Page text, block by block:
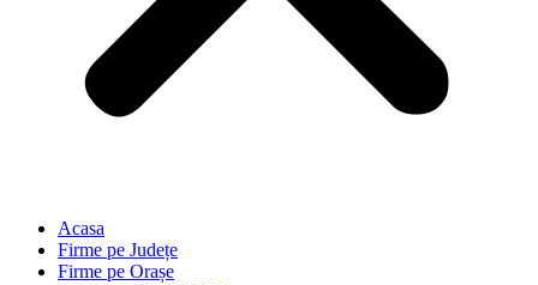
Acasa
Firme pe Județe
Firme pe Orașe